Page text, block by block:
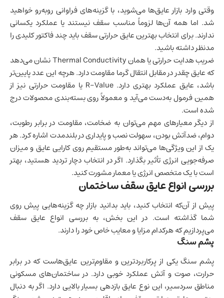
وقتی وارد بازار عایق‌ها می‌شوید، با گزینه‌های فراوانی روبه‌رو خواهید
شد. اما همه آن‌ها لزوماً مناسب سقف نیستند یا عملکرد یکسانی
ندارند. برای انتخاب بهترین عایق حرارتی سقف باید چند فاکتور کلیدی را
مدنظر داشته باشید.
ضریب هدایت حرارتی یا همان Thermal Conductivity نشان می‌دهد
که عایق چقدر در مقابل انتقال گرما مقاومت دارد. هرچه این عدد پایین‌تر
باشد، عایق عملکرد بهتری دارد. R-Value یا مقاومت حرارتی نیز از
همین فرمول به‌دست می‌آید و معمولاً روی بسته‌بندی محصولات درج
شده است.
از دیگر معیارهای مهم می‌توان به ضخامت، مقاومت در برابر رطوبت،
دوام، ضدآتش بودن، سهولت نصب و پایداری در بلندمدت اشاره کرد. هر
یک از این ویژگی‌ها می‌تواند به‌طور مستقیم روی کارایی عایق و میزان
صرفه‌جویی انرژی تأثیر بگذارد. اگر در انتخاب دچار تردید هستید، بهتر
است با یک متخصص انرژی یا معمار مشورت کنید.
بررسی انواع عایق سقف ساختمان
پیش از آن‌که انتخاب کنید، باید بدانید بازار چه گزینه‌هایی پیش روی
شما گذاشته است. در این بخش، به بررسی انواع عایق سقف
می‌پردازیم که هرکدام مزایا و معایب خاص خود را دارند.
پشم سنگ
پشم سنگ یکی از پرکاربردترین و مقاوم‌ترین عایق‌هاست که در برابر
حرارت، صوت و آتش عملکرد خوبی دارد. در ساختمان‌های مسکونی
مناطق سردسیر، این نوع عایق بازدهی بسیار بالایی دارد. اگر به دنبال